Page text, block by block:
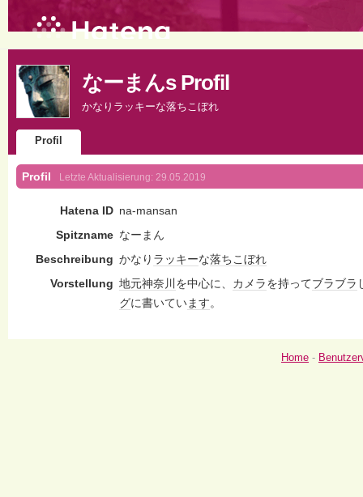
なーまんs Profil
かなりラッキーな落ちこぼれ
Profil
Profil Letzte Aktualisierung: 29.05.2019
Hatena ID na-mansan
Spitzname なーまん
Beschreibung かなり ラッキーな落ちこぼれ
Vorstellung 地元神奈川 を中心に、 カメラを持ってブラブラ
グに書いています。
Home -